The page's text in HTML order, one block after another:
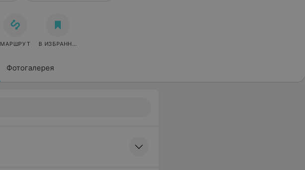
Фотогалерея
МАРШРУТ В ИЗБРАННОЕ